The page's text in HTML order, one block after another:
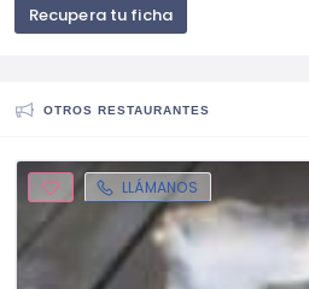
Recupera tu ficha
OTROS RESTAURANTES
LLÁMANOS